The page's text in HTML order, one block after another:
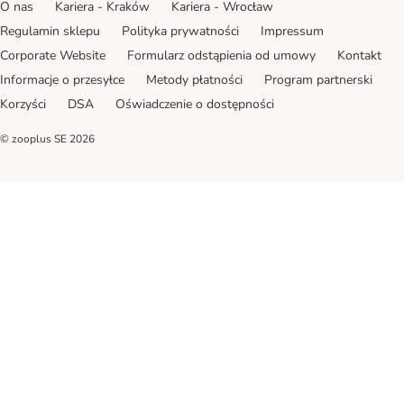
O nas Kariera - Kraków
Kariera - Wrocław
Regulamin sklepu
Polityka prywatności
Impressum
Corporate Website
Formularz odstąpienia od umowy
Kontakt
Informacje o przesyłce
Metody płatności
Program partnerski
Korzyści
DSA Oświadczenie o dostępności
© zooplus SE 2026